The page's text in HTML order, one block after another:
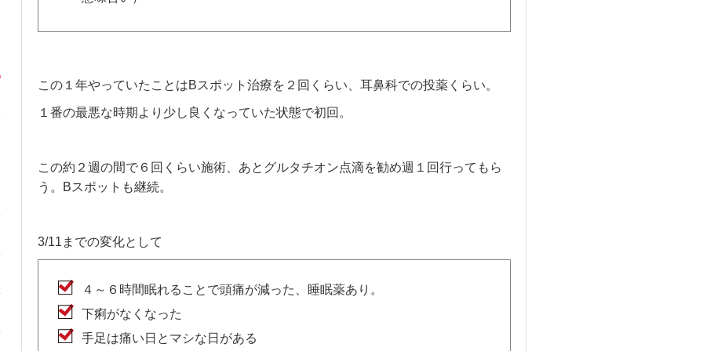
この１年やっていたことはBスポット治療を２回くらい、耳鼻科での投薬くらい。
１番の最悪な時期より少し良くなっていた状態で初回。
この約２週の間で６回くらい施術、あとグルタチオン点滴を勧め週１回行ってもら
う。Bスポットも継続。
3/11までの変化として
４～６時間眠れることで頭痛が減った、睡眠薬あり。
下痢がなくなった
手足は痛い日とマシな日がある